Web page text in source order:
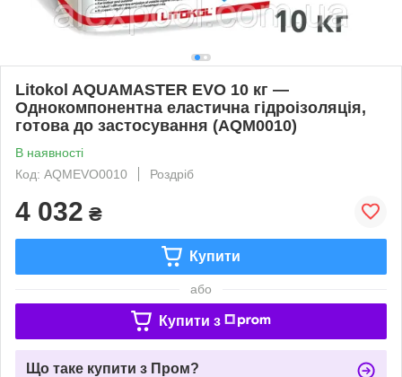
Litokol AQUAMASTER EVO 10 кг —
Однокомпонентна еластична гідроізоляція,
готова до застосування (AQM0010)
В наявності
Код: AQMEVO0010
Роздріб
4 032 ₴
Купити
або
Купити з
Що таке купити з Пром?